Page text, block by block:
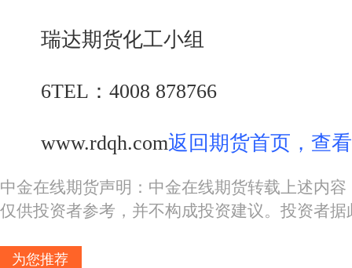
瑞达期货化工小组
6TEL：4008 878766
www.rdqh.com返回期货首页，查
中金在线期货声明：中金在线期货转载上述内
仅供投资者参考，并不构成投资建议。投资者
为您推荐